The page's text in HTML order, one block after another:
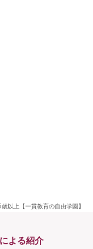
以上【一貫教育の自由学園】
よる紹介